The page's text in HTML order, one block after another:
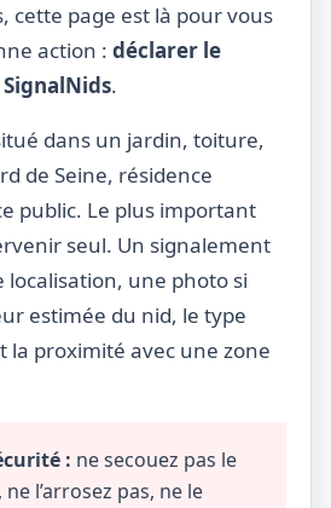
cette page est là pour vous
action : déclarer le
.
dans un jardin, toiture,
de Seine, résidence
public. Le plus important
seul. Un signalement
une photo si
estimée du nid, le type
la proximité avec une zone
: ne secouez pas le
l’arrosez pas, ne le